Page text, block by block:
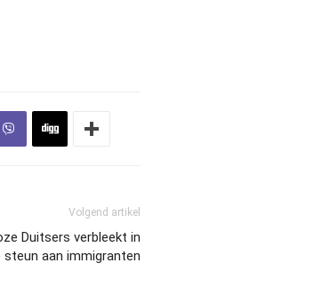
Volgend artikel
Duitsers verbleekt in
steun aan immigranten